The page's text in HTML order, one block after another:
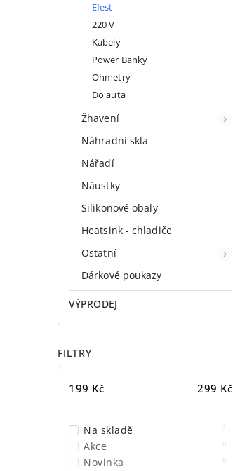
Efest
220 V
Kabely
Power Banky
Ohmetry
Do auta
Žhavení
Náhradní skla
Nářadí
Náustky
Silikonové obaly
Heatsink - chladiče
Ostatní
Dárkové poukazy
VÝPRODEJ
FILTRY
199 Kč 299 Kč
Na skladě 1
Akce 0
Novinka 0